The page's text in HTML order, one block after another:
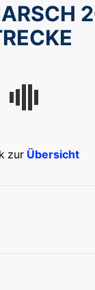
zur Übersicht